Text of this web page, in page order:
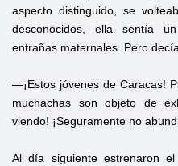
aspecto distinguido, se
desconocidos, ella sentía
entrañas maternales. Pero
—¡Estos jóvenes de Caracas!
muchachas son objeto de
viendo! ¡Seguramente no
Al día siguiente estrenaron